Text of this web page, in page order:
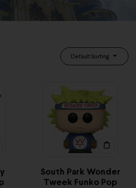
Default Sorting
South Park Wonder
Tweek Funko Pop